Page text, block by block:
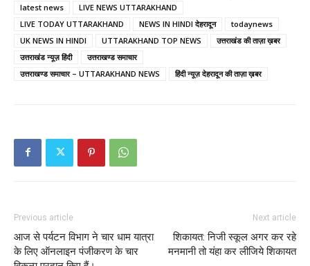
latest news
LIVE NEWS UTTARAKHAND
LIVE TODAY UTTARAKHAND
NEWS IN HINDI देहरादून
todaynews
UK NEWS IN HINDI
UTTARAKHAND TOP NEWS
उत्तराखंड की ताज़ा ख़बर
उत्तराखंड न्यूज़ हिंदी
उत्तराखण्ड समाचार
उत्तराखण्ड समाचार – UTTARAKHAND NEWS
हिंदी न्यूज़ देहरादून की ताज़ा ख़बर
Previous article
आज से पर्यटन विभाग ने चार धाम यात्रा
के लिए ऑनलाइन पंजीकरण के चार
Next article
शिकायत: निजी स्कूल अगर कर रहे
मनमानी तो यंहा कर लीजिये शिकायत